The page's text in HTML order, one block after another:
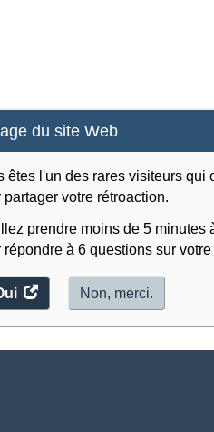
du site Web
êtes l'un des rares visiteurs qui
partager votre rétroaction.
prendre moins de 5 minutes
répondre à 6 questions sur
accéder
au
Non, merci.